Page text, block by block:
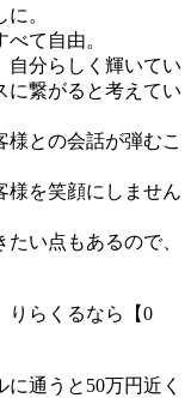
。
て自由。
自分らしく輝いてい
に繋がると考えてい
様との会話が弾むこ
様を笑顔にしません
い点もあるので、
りらくるなら【0
通うと50万円近く